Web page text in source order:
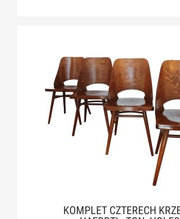
KOMPLET CZTERECH